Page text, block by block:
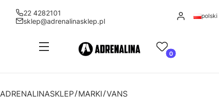
22 4282101
sklep@adrenalinasklep.pl
Zaloguj się
polski
Menu Ulubione
Produkty w
Koszyk
ADRENALINASKLEP MARKI VANS